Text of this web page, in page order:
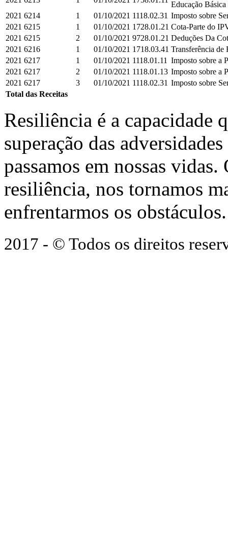
Educação
2021 6214 1 01/10/2021 1118.02.31 Imposto sobre
2021 6215 1 01/10/2021 1728.01.21 Cota-Parte do
2021 6215 2 01/10/2021 9728.01.21 Deduções Da
2021 6216 1 01/10/2021 1718.03.41 Transferência de
2021 6217 1 01/10/2021 1118.01.11 Imposto sobre a
2021 6217 2 01/10/2021 1118.01.13 Imposto sobre a
2021 6217 3 01/10/2021 1118.02.31 Imposto sobre
Total das Receitas
Resiliência é a capacidade
superação das
passamos em nossas
resiliência, nos tornamos
enfrentarmos os obstáculos.
2017 - © Todos os direitos